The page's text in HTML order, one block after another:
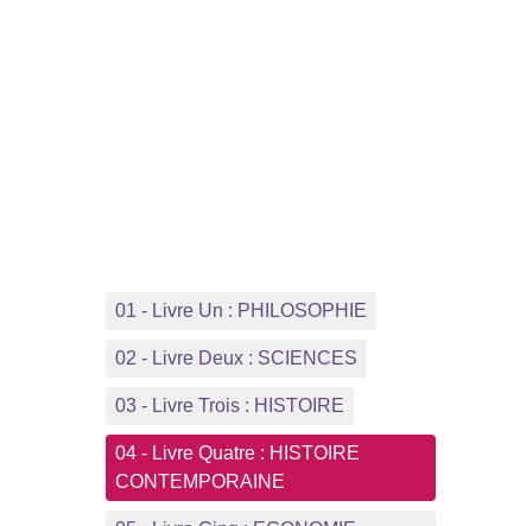
01 - Livre Un : PHILOSOPHIE
02 - Livre Deux : SCIENCES
03 - Livre Trois : HISTOIRE
04 - Livre Quatre : HISTOIRE
CONTEMPORAINE